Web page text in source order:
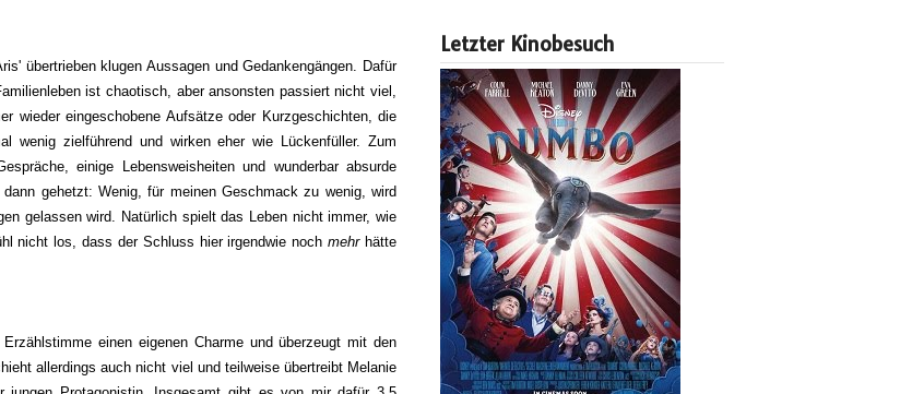
übertrieben klugen Aussagen und Gedankengängen. Dafür
ist chaotisch, aber ansonsten passiert nicht viel,
wieder eingeschobene Aufsätze oder Kurzgeschichten, die
wenig zielführend und wirken eher wie Lückenfüller. Zum
einige Lebensweisheiten und wunderbar absurde
gehetzt: Wenig, für meinen Geschmack zu wenig, wird
gelassen wird. Natürlich spielt das Leben nicht immer, wie
nicht los, dass der Schluss hier irgendwie nochmehrhätte
einen eigenen Charme und überzeugt mit den
allerdings auch nicht viel und teilweise übertreibt Melanie
Letzter Kinobesuch